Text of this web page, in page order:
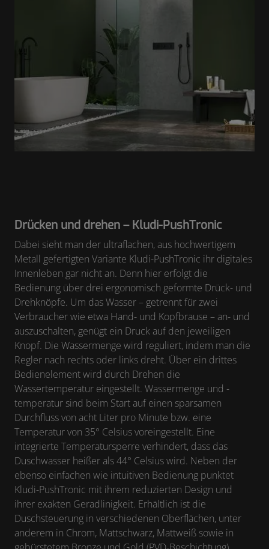
Drücken und drehen – Kludi-PushTronic
Dabei sieht man der ultraflachen, aus hochwertigem
Metall gefertigten Variante Kludi-PushTronic ihr digitales
Innenleben gar nicht an. Denn hier erfolgt die
Bedienung über drei ergonomisch geformte Drück- und
Drehknöpfe. Um das Wasser – getrennt für zwei
Verbraucher wie etwa Hand- und Kopfbrause – an- und
auszuschalten, genügt ein Druck auf den jeweiligen
Knopf. Die Wassermenge wird reguliert, indem man die
Regler nach rechts oder links dreht. Über ein drittes
Bedienelement wird durch Drehen die
Wassertemperatur eingestellt. Wassermenge und -
temperatur sind beim Start auf einen sparsamen
Durchfluss von acht Liter pro Minute bzw. eine
Temperatur von 35° Celsius voreingestellt. Eine
integrierte Temperatursperre verhindert, dass das
Duschwasser heißer als 44° Celsius wird. Neben der
ebenso einfachen wie intuitiven Bedienung punktet
Kludi-PushTronic mit ihrem reduzierten Design und
ihrer exakten Geradlinigkeit. Erhältlich ist die
Duschsteuerung in verschiedenen Oberflächen, unter
anderem in Chrom, Mattschwarz, Mattweiß sowie in